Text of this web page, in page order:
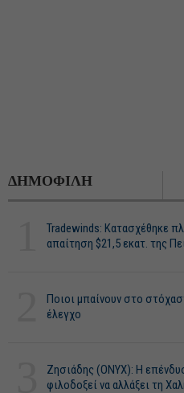
ΔΗΜΟΦΙΛΗ
Tradewinds: Κατασχέθηκε
απαίτηση $21,5 εκατ. της
Ποιοι μπαίνουν στο
έλεγχο
Ζησιάδης (ONYX): Η
φιλοδοξεί να αλλάξει τη